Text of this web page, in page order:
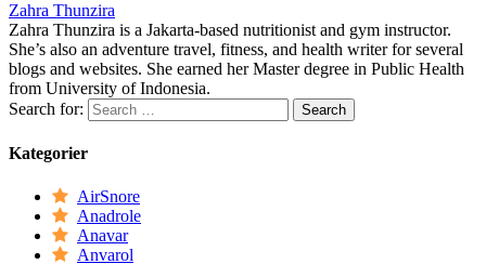
Zahra Thunzira
Zahra Thunzira is a Jakarta-based nutritionist and gym instructor.
She’s also an adventure travel, fitness, and health writer for several
blogs and websites. She earned her Master degree in Public Health
from University of Indonesia.
Search for:
Kategorier
AirSnore
Anadrole
Anavar
Anvarol